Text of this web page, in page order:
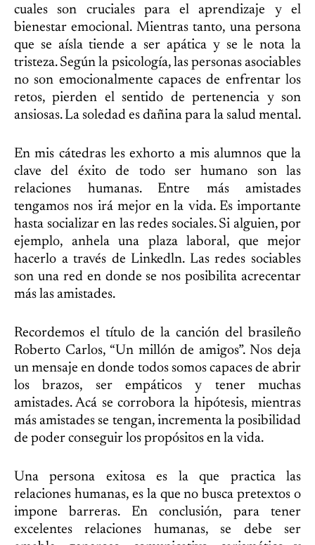
cuales son cruciales para el aprendizaje y el
bienestar emocional. Mientras tanto, una persona
que se aísla tiende a ser apática y se le nota la
tristeza. Según la psicología, las personas asociables
no son emocionalmente capaces de enfrentar los
retos, pierden el sentido de pertenencia y son
ansiosas. La soledad es dañina para la salud mental.
En mis cátedras les exhorto a mis alumnos que la
clave del éxito de todo ser humano son las
relaciones humanas. Entre más amistades
tengamos nos irá mejor en la vida. Es importante
hasta socializar en las redes sociales. Si alguien, por
ejemplo, anhela una plaza laboral, que mejor
hacerlo a través de Linkedln. Las redes sociables
son una red en donde se nos posibilita acrecentar
más las amistades.
Recordemos el título de la canción del brasileño
Roberto Carlos, “Un millón de amigos”. Nos deja
un mensaje en donde todos somos capaces de abrir
los brazos, ser empáticos y tener muchas
amistades. Acá se corrobora la hipótesis, mientras
más amistades se tengan, incrementa la posibilidad
de poder conseguir los propósitos en la vida.
Una persona exitosa es la que practica las
relaciones humanas, es la que no busca pretextos o
impone barreras. En conclusión, para tener
excelentes relaciones humanas, se debe ser